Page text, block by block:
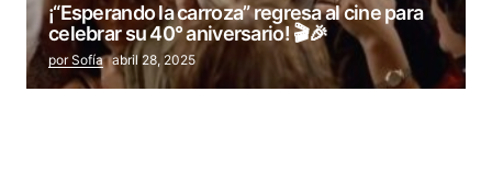
¡“Esperando la carroza” regresa al cine para
celebrar su 40° aniversario! 🎬🎉
por Sofía abril 28, 2025